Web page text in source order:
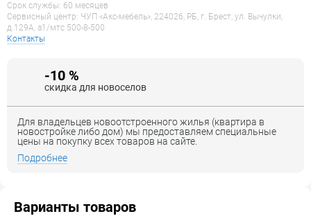
Срок службы: 60 месяцев
Сервисный центр: ЧУП «Акс-мебель», 224026, РБ, г. Брест, ул. Вычулки,
д.129А, a1/мтс 500-8-500
Контакты
-10 %
скидка для новоселов
Для владельцев новоотстроенного жилья (квартира в
новостройке либо дом) мы предоставляем специальные
цены на покупку всех товаров на сайте.
Подробнее
Варианты товаров